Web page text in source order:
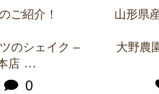
ご紹介！
のシェイク –
店 ...
0
山形県
大野農